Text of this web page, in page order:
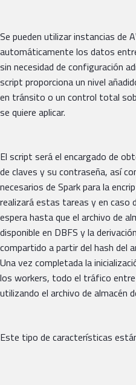
Se pueden utilizar instancias de
automáticamente los datos
sin necesidad de configuración
script proporciona un nivel
en tránsito o un control total
se quiere aplicar.
El script será el encargado de
de claves y su contraseña, así
necesarios de Spark para la
realizará estas tareas y en caso
espera hasta que el archivo de
disponible en DBFS y la
compartido a partir del hash del
Una vez completada la
los workers, todo el tráfico
utilizando el archivo de almacén
Este tipo de características